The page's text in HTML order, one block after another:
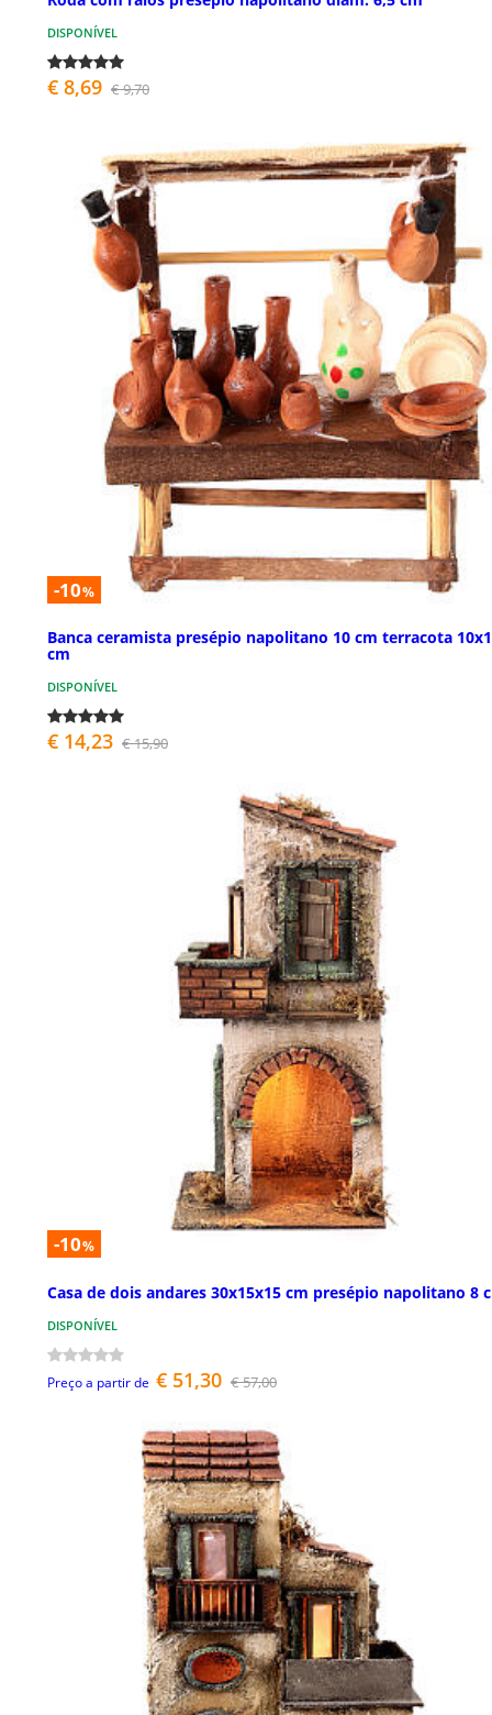
DISPONÍVEL
€ 8,69 € 9,70
-10%
Banca ceramista presépio napolitano 10 cm terracota
cm
DISPONÍVEL
€ 14,23 € 15,90
-10%
Casa de dois andares 30x15x15 cm presépio napolitano 8
DISPONÍVEL
Preço a partir de € 51,30 € 57,00